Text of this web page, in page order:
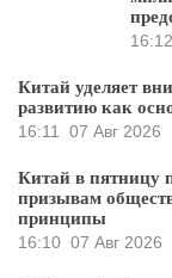
16:12
Китай уделяет
развитию как
16:11
07 Авг 2026
Китай в пятницу
призывам
принципы
16:10 07 Авг 2026